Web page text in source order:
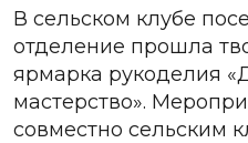
В сельском клубе
отделение прошла
ярмарка рукоделия
мастерство».
совместно сельским